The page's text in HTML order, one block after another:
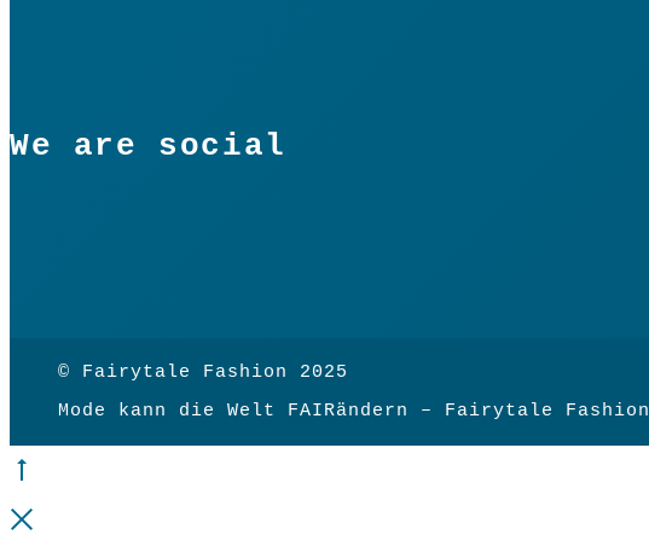
We are social
© Fairytale Fashion 2025
Mode kann die Welt FAIRändern – Fairytale Fashion